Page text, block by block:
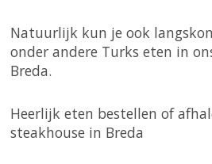
Natuurlijk kun je ook
onder andere Turks eten in
Breda.
Heerlijk eten bestellen of
steakhouse in Breda